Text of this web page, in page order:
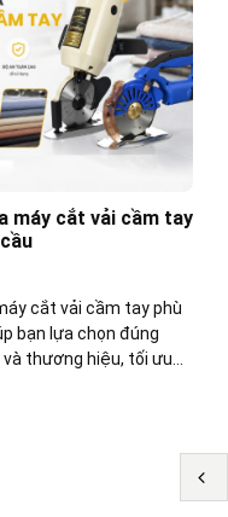
máy cắt vải cầm tay
cắt vải cầm tay phù
bạn lựa chọn đúng
thương hiệu, tối ưu